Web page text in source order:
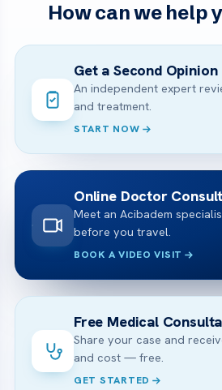
How can we help
Get a Second Opinion
An independent expert
and treatment.
START NOW
Online Doctor
Meet an Acibadem
before you travel.
BOOK A VIDEO VISIT
Free Medical
Share your case and
and cost — free.
GET STARTED